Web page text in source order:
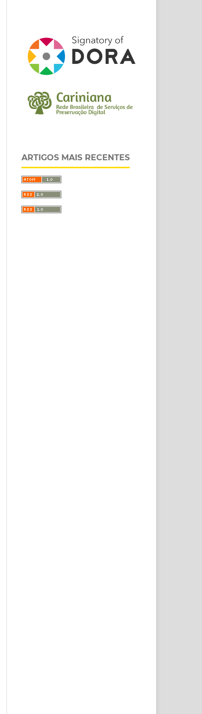
ARTIGOS MAIS RECENTES